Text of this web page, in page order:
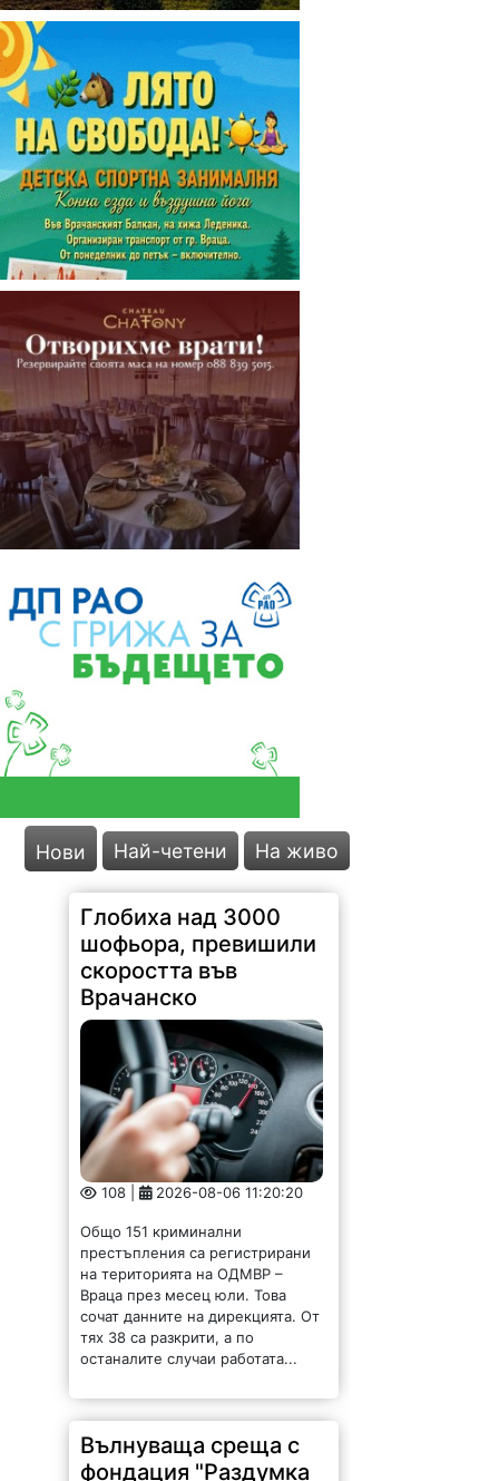
Нови Най-четени На живо
Глобиха над 3000
шофьора, превишили
скоростта във
Врачанско
108 | 2026-08-06 11:20:20
престъпления са регистрирани
на територията на ОДМВР –
Враца през месец юли. Това
сочат данните на дирекцията. От
тях 38 са разкрити, а по
останалите случаи работата...
Вълнуваща среща с
фондация "Раздумка